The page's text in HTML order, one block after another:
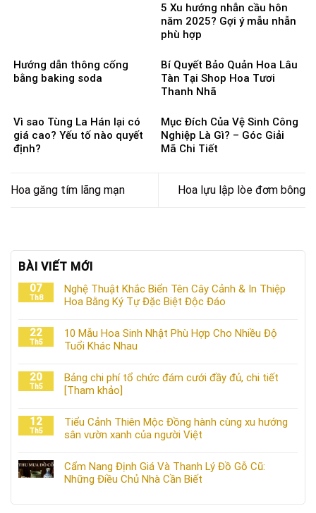
5 Xu hướng nhẫn cầu hôn
năm 2025? Gợi ý mẫu nhẫn
phù hợp
Hướng dẫn thông cống
bằng baking soda
Bí Quyết Bảo Quản Hoa Lâu
Tàn Tại Shop Hoa Tươi
Thanh Nhã
Vì sao Tùng La Hán lại có
giá cao? Yếu tố nào quyết
định?
Mục Đích Của Vệ Sinh Công
Nghiệp Là Gì? – Góc Giải
Mã Chi Tiết
Hoa găng tím lãng mạn Hoa lựu lập lòe đơm bông
BÀI VIẾT MỚI
07
Th8
Nghệ Thuật Khắc Biển Tên Cây Cảnh & In Thiệp
Hoa Bằng Ký Tự Đặc Biệt Độc Đáo
22
Th5
10 Mẫu Hoa Sinh Nhật Phù Hợp Cho Nhiều Độ
Tuổi Khác Nhau
20
Th5
Bảng chi phí tổ chức đám cưới đầy đủ, chi tiết
[Tham khảo]
12
Th5
Tiểu Cảnh Thiên Mộc Đồng hành cùng xu hướng
sân vườn xanh của người Việt
Cẩm Nang Định Giá Và Thanh Lý Đồ Gỗ Cũ:
Những Điều Chủ Nhà Cần Biết